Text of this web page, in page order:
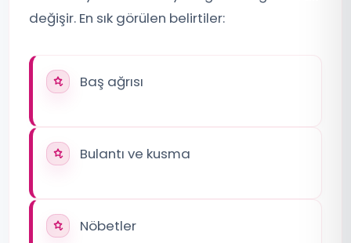
değişir. En sık görülen belirtiler:
Baş ağrısı
Bulantı ve kusma
Nöbetler